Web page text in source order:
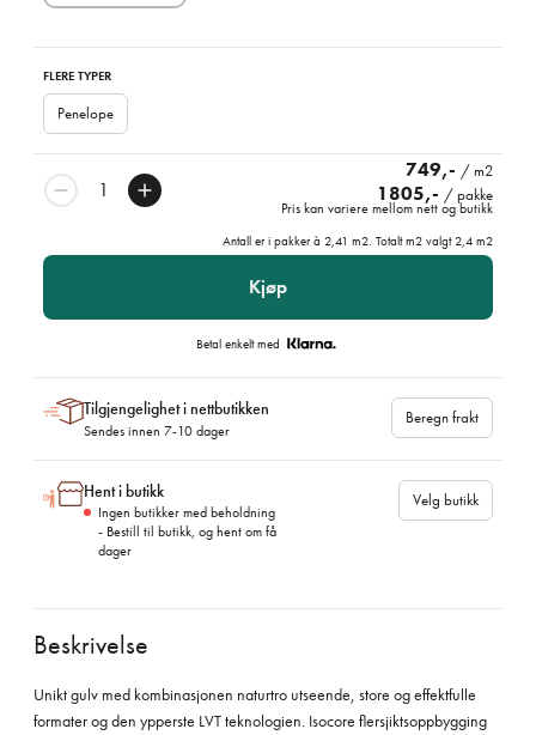
FLERE TYPER
Penelope
749,- / m2
1805,- / pakke
Pris kan variere mellom nett og butikk
Antall er i pakker à 2,41 m2. Totalt m2 valgt2,4 m2
Kjøp
Betal enkelt med
Tilgjengelighet i nettbutikken
Sendes innen 7-10 dager
Beregn frakt
Hent i butikk
Ingen butikker med beholdning
- Bestill til butikk, og hent om få
dager
Velg butikk
Beskrivelse
Unikt gulv med kombinasjonen naturtro utseende, store og effektfulle
formater og den ypperste LVT teknologien. Isocore flersjiktsoppbygging